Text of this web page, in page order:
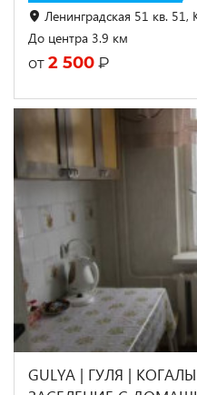
Ленинградская 51 кв. 51,
До центра 3.9 км
от 2 500 ₽
GULYA | ГУЛЯ |